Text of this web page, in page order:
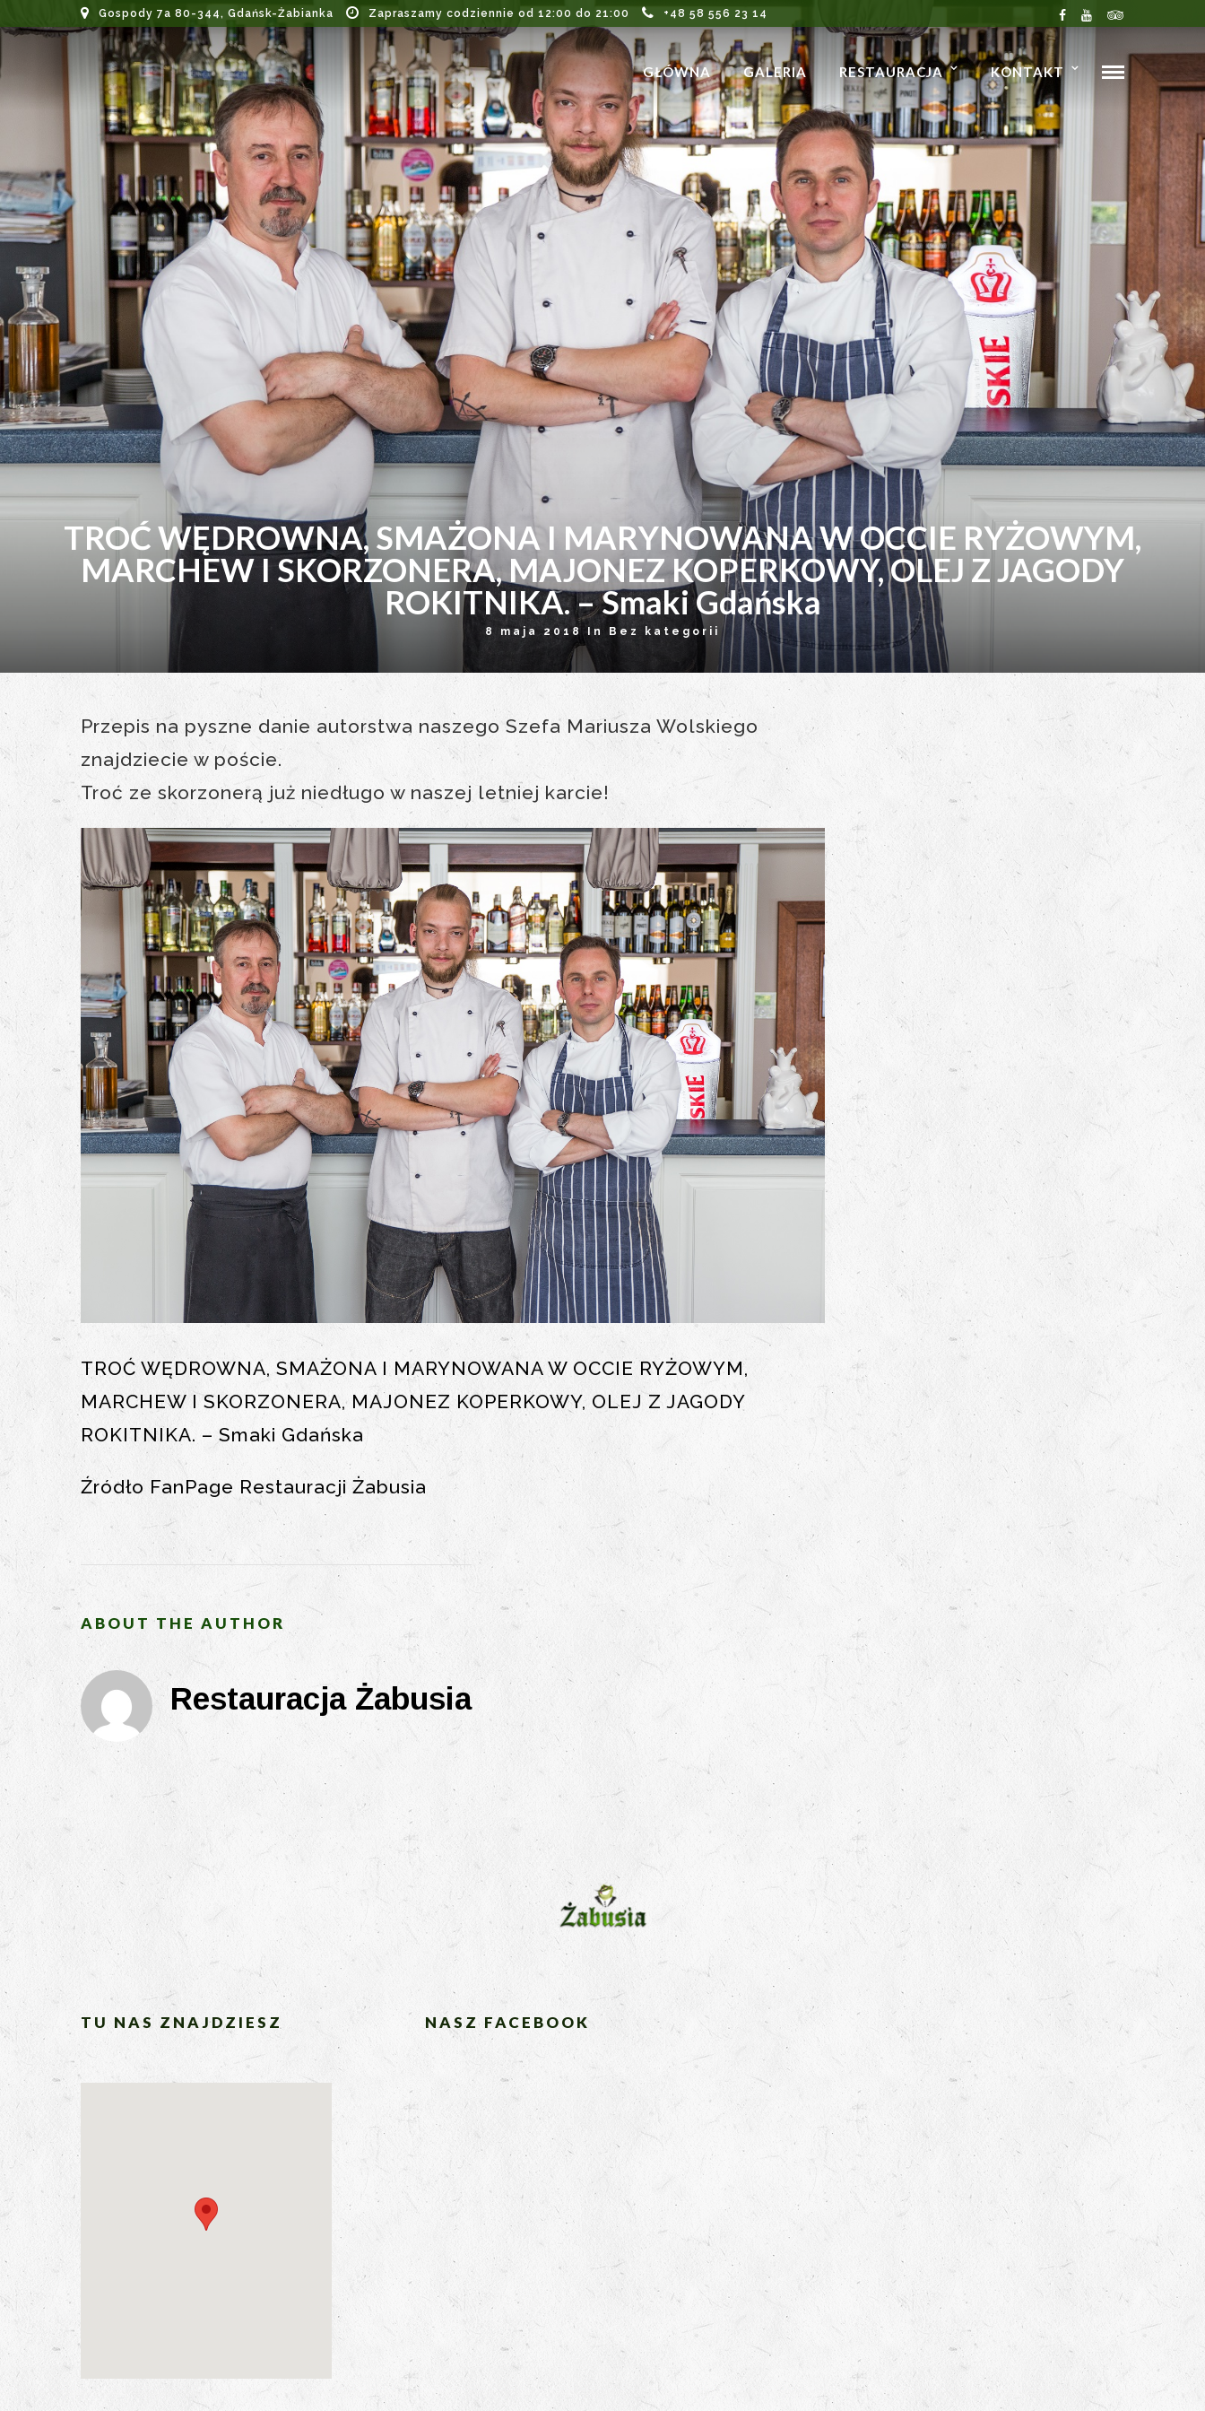
Gospody 7a 80-344, Gdańsk-Żabianka Zapraszamy codziennie od 12:00 do 21:00 +48 58 556 23 14
GŁÓWNA GALERIA RESTAURACJA KONTAKT
TROĆ WĘDROWNA, SMAŻONA I MARYNOWANA W OCCIE RYŻOWYM,
MARCHEW I SKORZONERA, MAJONEZ KOPERKOWY, OLEJ Z JAGODY
ROKITNIKA. – Smaki Gdańska
8 maja 2018 In Bez kategorii
Przepis na pyszne danie autorstwa naszego Szefa Mariusza Wolskiego
znajdziecie w poście.
Troć ze skorzonerą już niedługo w naszej letniej karcie!
TROĆ WĘDROWNA, SMAŻONA I MARYNOWANA W OCCIE RYŻOWYM,
MARCHEW I SKORZONERA, MAJONEZ KOPERKOWY, OLEJ Z JAGODY
ROKITNIKA. – Smaki Gdańska
Źródło FanPage Restauracji Żabusia
ABOUT THE AUTHOR
Restauracja Żabusia
TU NAS ZNAJDZIESZ NASZ FACEBOOK